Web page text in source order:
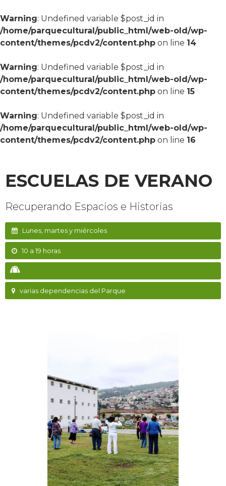
Warning: Undefined variable $post_id in
/home/parquecultural/public_html/web-old/wp-
content/themes/pcdv2/content.php on line 14
Warning: Undefined variable $post_id in
/home/parquecultural/public_html/web-old/wp-
content/themes/pcdv2/content.php on line 15
Warning: Undefined variable $post_id in
/home/parquecultural/public_html/web-old/wp-
content/themes/pcdv2/content.php on line 16
ESCUELAS DE VERANO
Recuperando Espacios e Historias
Lunes, martes y miércoles
10 a 19 horas
varias dependencias del Parque